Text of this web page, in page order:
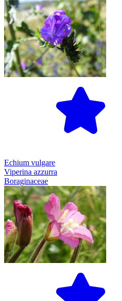
Echium vulgare
Viperina azzurra
Boraginaceae